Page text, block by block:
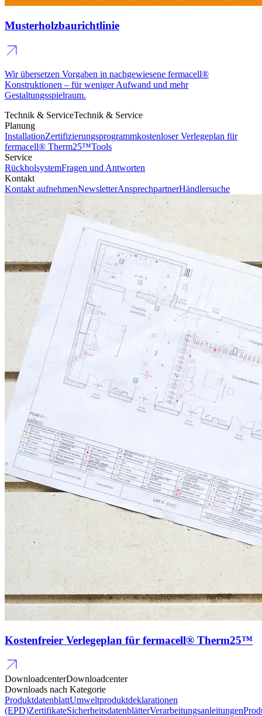
Musterholzbaurichtlinie
Wir übersetzen Vorgaben in nachgewiesene fermacell®
Konstruktionen – für weniger Aufwand und mehr
Gestaltungsspielraum.
Technik & ServiceTechnik & Service
Planung
InstallationZertifizierungsprogrammkostenloser Verlegeplan für
fermacell® Therm25™Tools
Service
RückholsystemFragen und Antworten
Kontakt
Kontakt aufnehmenNewsletterAnsprechpartnerHändlersuche
Kostenfreier Verlegeplan für fermacell® Therm25™
DownloadcenterDownloadcenter
Downloads nach Kategorie
ProduktdatenblattUmweltproduktdeklarationen
(EPD)ZertifikateSicherheitsdatenblätterVerarbeitungsanleitungen